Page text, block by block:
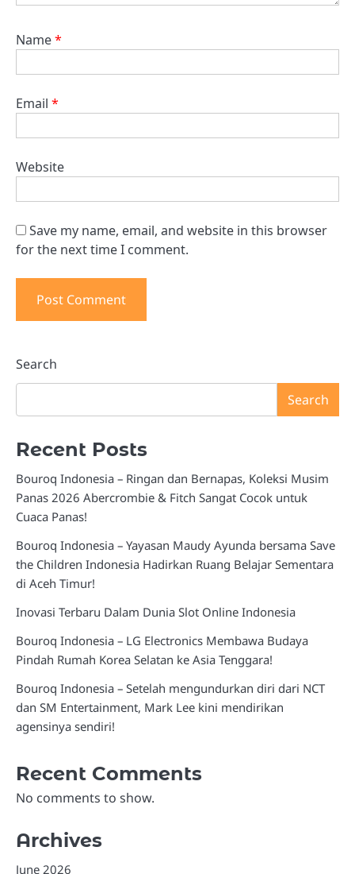
Name*
Email *
Website
Save my name, email, and website in this browser
for the next time I comment.
Search
Search
Recent Posts
Bouroq Indonesia – Ringan dan Bernapas, Koleksi Musim
Panas 2026 Abercrombie & Fitch Sangat Cocok untuk
Cuaca Panas!
Bouroq Indonesia – Yayasan Maudy Ayunda bersama Save
the Children Indonesia Hadirkan Ruang Belajar Sementara
di Aceh Timur!
Inovasi Terbaru Dalam Dunia Slot Online Indonesia
Bouroq Indonesia – LG Electronics Membawa Budaya
Pindah Rumah Korea Selatan ke Asia Tenggara!
Bouroq Indonesia – Setelah mengundurkan diri dari NCT
dan SM Entertainment, Mark Lee kini mendirikan
agensinya sendiri!
Recent Comments
No comments to show.
Archives
June 2026